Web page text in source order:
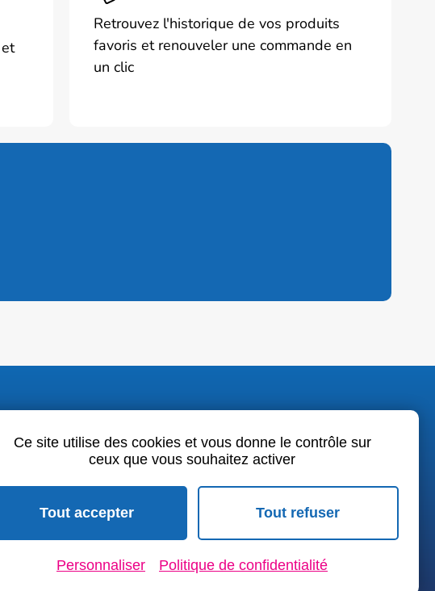
Retrouvez l'historique de vos produits
favoris et renouveler une commande en
un clic
Facebook
LinkedInYoutube
générales de vente
Ce site utilise des cookies et vous donne le contrôle sur
ceux que vous souhaitez activer
Tout accepter Tout refuser
Personnaliser Politique de confidentialité